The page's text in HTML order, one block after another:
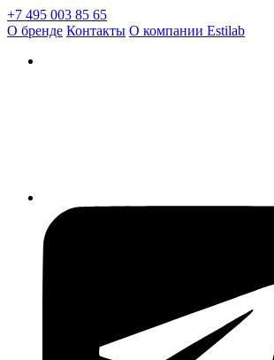
+7 495 003 85 65
О бренде Контакты О компании Estilab